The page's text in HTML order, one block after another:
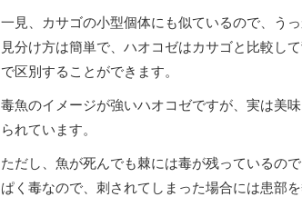
一見、カサゴの小型個体にも似ているので、う
見分け方は簡単で、ハオコゼはカサゴと比較し
で区別することができます。
毒魚のイメージが強いハオコゼですが、実は美
られています。
ただし、魚が死んでも棘には毒が残っているの
ぱく毒なので、刺されてしまった場合には患部